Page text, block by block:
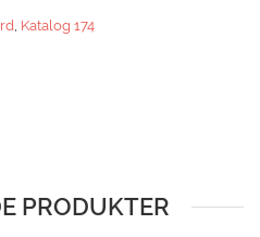
Katalog 174
PRODUKTER